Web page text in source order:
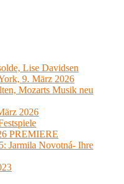
Lise Davidsen
9. März 2026
Mozarts Musik neu
2026
PREMIERE
Jarmila Novotná- Ihre